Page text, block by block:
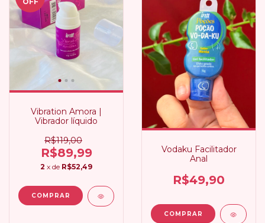
Vibration Amora |
Vibrador líquido
R$119,00
R$89,99
2 x de R$52,49
Vodaku Facilitador
Anal
R$49,90